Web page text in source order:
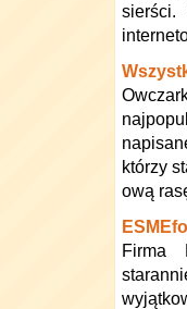
sierści.
którzy
ową
Firma